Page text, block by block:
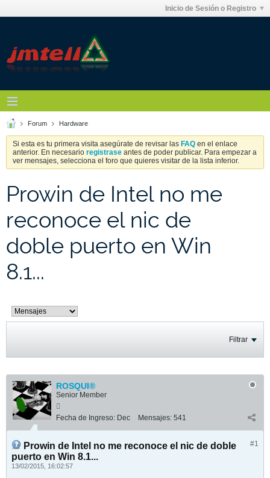
Inicio de Sesión o Registro
Forum Hardware
Si esta es tu primera visita asegúrate de revisar las FAQ en el enlace
anterior. En necesario registrase antes de poder publicar. Para empezar a
ver mensajes, selecciona el foro que quieres visitar de la lista inferior.
Prowin de Intel no me
reconoce el nic de
doble puerto en Win
8.1...
Filtrar
ROSQUI®
Senior Member
Fecha de Ingreso: Dec Mensajes: 541
#1
Prowin de Intel no me reconoce el nic de doble
puerto en Win 8.1...
13/02/2015, 16:02:57